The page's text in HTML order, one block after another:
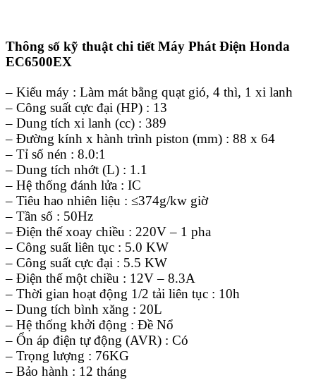
Thông số kỹ thuật chi tiết Máy Phát Điện Honda
EC6500EX
– Kiểu máy : Làm mát bằng quạt gió, 4 thì, 1 xi lanh
– Công suất cực đại (HP) : 13
– Dung tích xi lanh (cc) : 389
– Đường kính x hành trình piston (mm) : 88 x 64
– Tỉ số nén : 8.0:1
– Dung tích nhớt (L) : 1.1
– Hệ thống đánh lửa : IC
– Tiêu hao nhiên liệu : ≤374g/kw giờ
– Tần số : 50Hz
– Điện thế xoay chiều : 220V – 1 pha
– Công suất liên tục : 5.0 KW
– Công suất cực đại : 5.5 KW
– Điện thế một chiều : 12V – 8.3A
– Thời gian hoạt động 1/2 tải liên tục : 10h
– Dung tích bình xăng : 20L
– Hệ thống khởi động : Đề Nổ
– Ổn áp điện tự động (AVR) : Có
– Trọng lượng : 76KG
– Bảo hành : 12 tháng